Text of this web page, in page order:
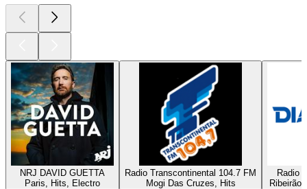
NRJ DAVID GUETTA
Paris, Hits, Electro
Radio Transcontinental 104.7 FM
Mogi Das Cruzes, Hits
Radio
Ribeirão